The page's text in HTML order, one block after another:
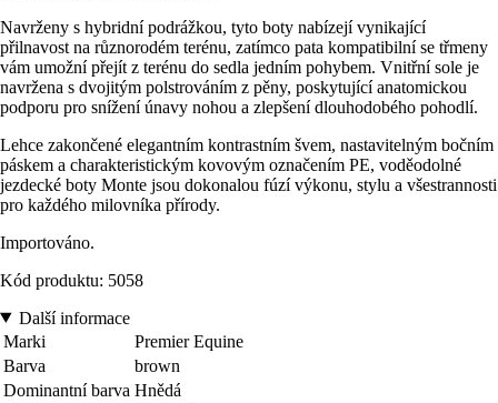
Navrženy s hybridní podrážkou, tyto boty nabízejí vynikající
přilnavost na různorodém terénu, zatímco pata kompatibilní se třmeny
vám umožní přejít z terénu do sedla jedním pohybem. Vnitřní sole je
navržena s dvojitým polstrováním z pěny, poskytující anatomickou
podporu pro snížení únavy nohou a zlepšení dlouhodobého pohodlí.
Lehce zakončené elegantním kontrastním švem, nastavitelným bočním
páskem a charakteristickým kovovým označením PE, voděodolné
jezdecké boty Monte jsou dokonalou fúzí výkonu, stylu a všestrannosti
pro každého milovníka přírody.
Importováno.
Kód produktu: 5058
Další informace
Marki
Premier Equine
Barva
brown
Dominantní barva Hnědá